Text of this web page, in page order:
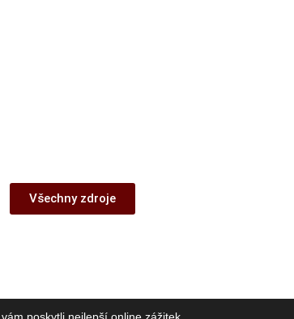
Všechny zdroje